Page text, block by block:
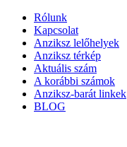
Rólunk
Kapcsolat
Anziksz lelőhelyek
Anziksz térkép
Aktuális szám
A korábbi számok
Anziksz-barát linkek
BLOG